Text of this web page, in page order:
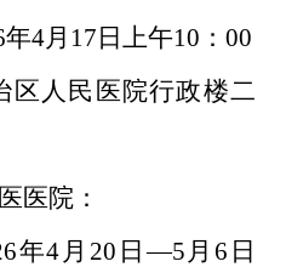
年4月 17 日上午10 ： 00
区人民医院行政楼二
医院：
年4 月 20 日—5 月 6 日